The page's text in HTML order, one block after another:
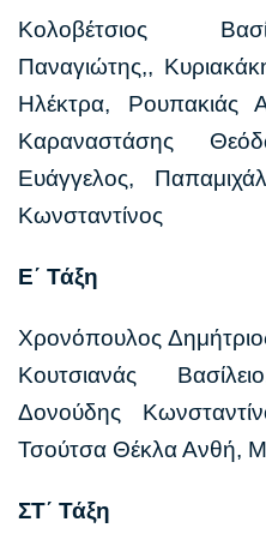
Κολοβέτσιος
Παναγιώτης,,
Ηλέκτρα, Ρουπακιάς
Καραναστάσης
Ευάγγελος,
Κωνσταντίνος
Ε΄ Τάξη
Χρονόπουλος
Κουτσιανάς
Δονούδης
Τσούτσα Θέκλα Ανθή,
ΣΤ΄ Τάξη